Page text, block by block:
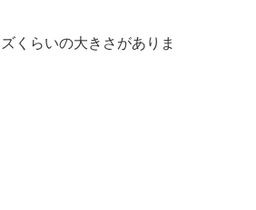
くらいの大きさがありま